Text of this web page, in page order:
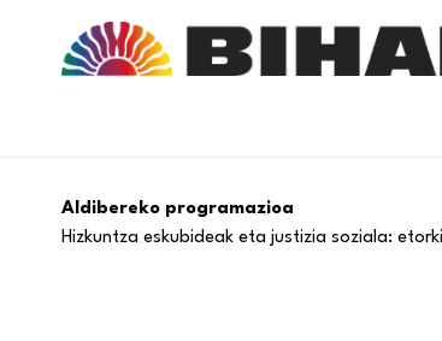
Aldibereko programazioa
Hizkuntza eskubideak eta justizia soziala: